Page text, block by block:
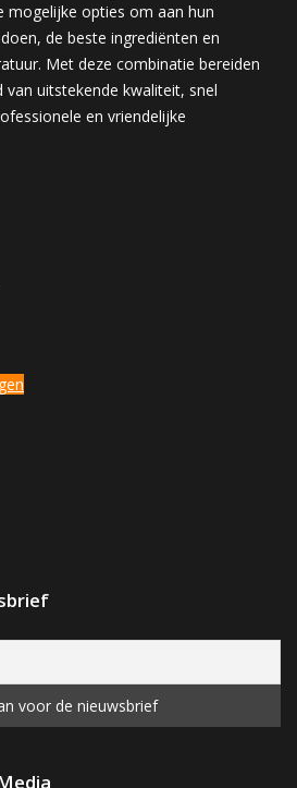
mogelijke opties om aan hun
de beste ingrediënten en
Met deze combinatie bereiden
uitstekende kwaliteit, snel
en vriendelijke